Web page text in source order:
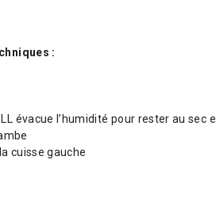
:
évacue l’humidité pour rester au sec
cuisse gauche